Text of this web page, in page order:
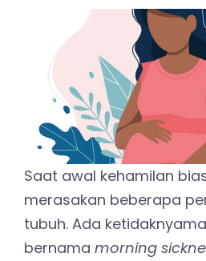
Saat awal kehamilan
merasakan beberapa
tubuh. Ada
bernama morning